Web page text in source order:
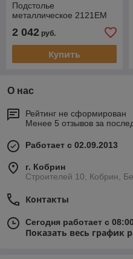
Подстолье
металлическое 2121EM
2 042 руб.
Купить
О нас
Рейтинг не сформирован
Менее 5 отзывов за
Работает с 02.09.2013
г. Кобрин
Строителей 10, Кобрин,
Контакты
Сегодня работает с
Показать весь график